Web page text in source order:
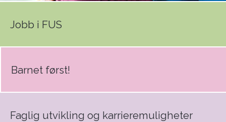
Jobb i FUS
Barnet først!
Faglig utvikling og karrieremuligheter